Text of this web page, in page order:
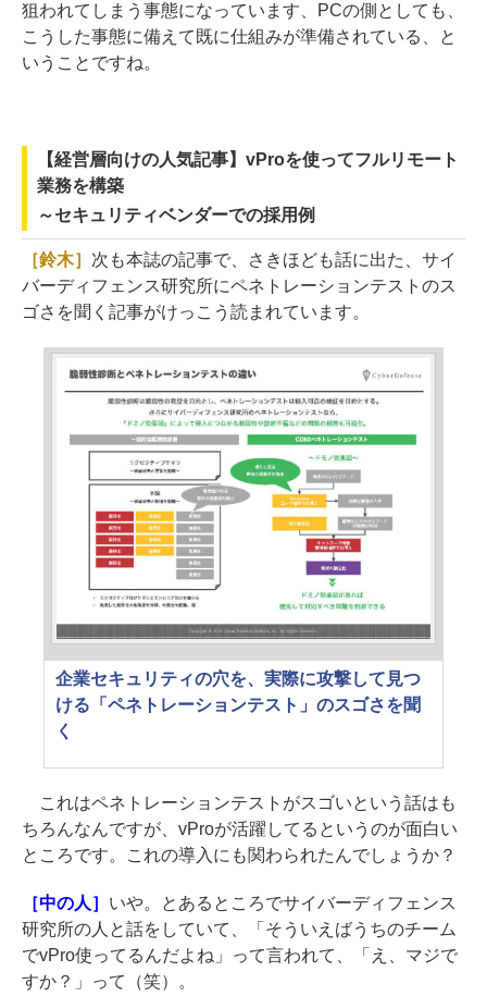
狙われてしまう事態になっています、PCの側としても、
こうした事態に備えて既に仕組みが準備されている、と
いうことですね。
【経営層向けの人気記事】vProを使ってフルリモート
業務を構築
～セキュリティベンダーでの採用例
［鈴木］ 次も本誌の記事で、さきほども話に出た、サイ
バーディフェンス研究所にペネトレーションテストのス
ゴさを聞く記事がけっこう読まれています。
企業セキュリティの穴を、実際に攻撃して見つ
ける「ペネトレーションテスト」のスゴさを聞
く
これはペネトレーションテストがスゴいという話はも
ちろんなんですが、vProが活躍してるというのが面白い
ところです。これの導入にも関わられたんでしょうか？
［中の人］ いや。とあるところでサイバーディフェンス
研究所の人と話をしていて、「そういえばうちのチーム
でvPro使ってるんだよね」って言われて、「え、マジで
すか？」って（笑）。